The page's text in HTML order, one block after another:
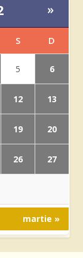
»
S D
5 6
12 13
19 20
26 27
martie »